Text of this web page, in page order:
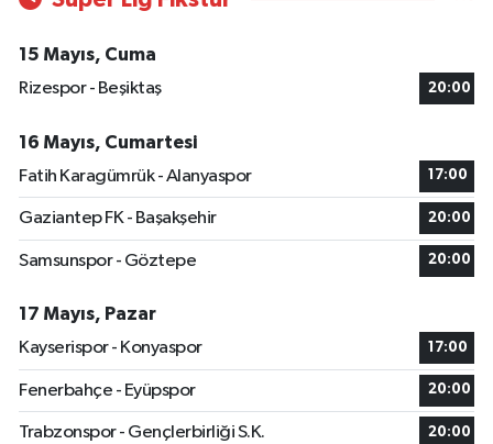
15 Mayıs, Cuma
Rizespor - Beşiktaş
20:00
16 Mayıs, Cumartesi
Fatih Karagümrük - Alanyaspor
17:00
Gaziantep FK - Başakşehir 20:00
Samsunspor - Göztepe 20:00
17 Mayıs, Pazar
Kayserispor - Konyaspor
17:00
Fenerbahçe - Eyüpspor 20:00
Trabzonspor - Gençlerbirliği S.K. 20:00